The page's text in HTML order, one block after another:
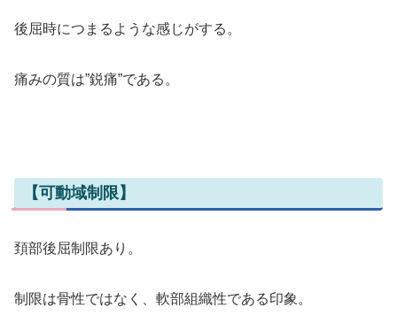
後屈時につまるような感じがする。
痛みの質は”鋭痛”である。
【可動域制限】
頚部後屈制限あり。
制限は骨性ではなく、軟部組織性である印象。